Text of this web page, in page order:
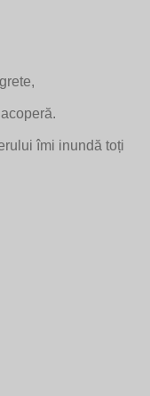
îmi inundă toți